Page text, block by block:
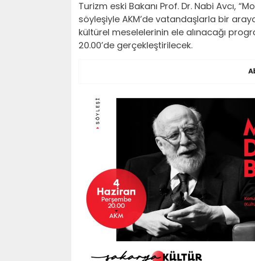
Turizm eski Bakanı Prof. Dr. Nabi Avcı,
söyleşiyle AKM’de vatandaşlarla bir
kültürel meselelerinin ele alınacağı
20.00’de gerçekleştirilecek.